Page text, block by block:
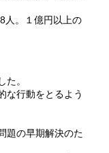
人。１億円以上の
。
な行動をとるよう
題の早期解決のた